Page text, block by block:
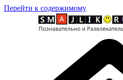
Перейти к содержимому